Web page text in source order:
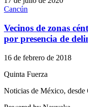
Cancún
Vecinos de zonas
por presencia de
16 de febrero de 2018
Quinta Fuerza
Noticias de México, desde